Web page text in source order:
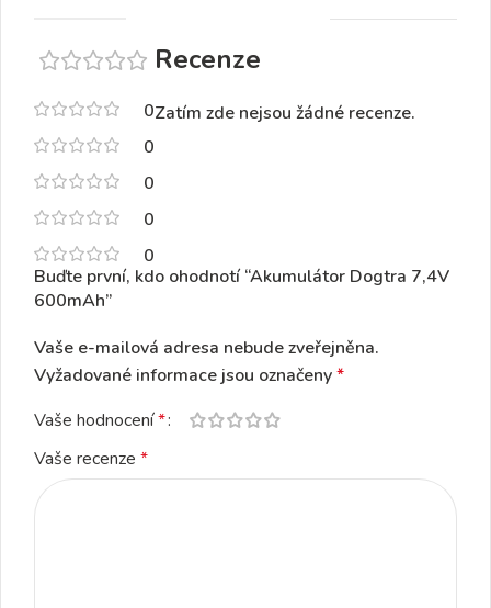
0
0
0
0
0
Recenze
Zatím zde nejsou žádné recenze.
Buďte první, kdo ohodnotí “Akumulátor Dogtra 7,4V
600mAh”
Vaše e-mailová adresa nebude zveřejněna.
Vyžadované informace jsou označeny*
Vaše hodnocení*
Vaše recenze *